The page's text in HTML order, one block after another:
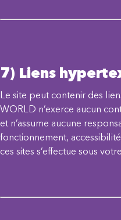
7) Liens
Le site peut contenir des
WORLD n’exerce aucun
et n’assume aucune
fonctionnement,
ces sites s’effectue sous